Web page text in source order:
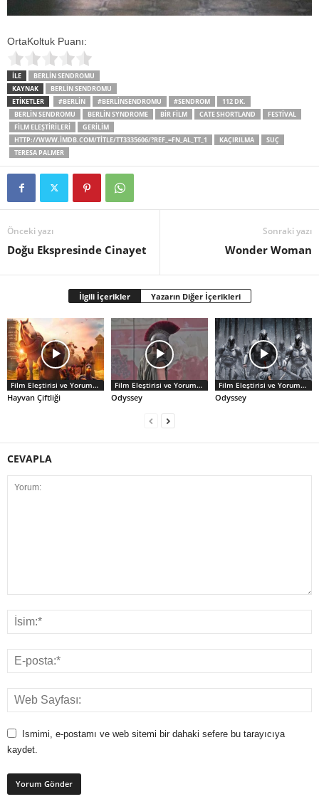
OrtaKoltuk Puanı:
İLE
BERLIN SENDROMU
KAYNAK
BERLIN SENDROMU
ETİKETLER
#BERLIN #BERLINSENDROMU #SENDROM
112 DK.
BERLIN SENDROMU
BERLIN SYNDROME BİR FİLM CATE SHORTLAND
FESTIVAL
FILM ELEŞTIRILERI
GERILIM
HTTP://WWW.IMDB.COM/TITLE/TT3335606/?REF_=FN_AL_TT_1
KAÇIRILMA
SUÇ
TERESA PALMER
Önceki yazı
Doğu Ekspresinde Cinayet
Sonraki yazı
Wonder Woman
İlgili İçerikler Yazarın Diğer İçerikleri
Film Eleştirisi ve Yorumlar
Hayvan Çiftliği
Film Eleştirisi ve Yorumlar
Odyssey
Film Eleştirisi ve Yorumlar
Odyssey
CEVAPLA
Ismimi, e-postamı ve web sitemi bir dahaki sefere bu tarayıcıya
kaydet.